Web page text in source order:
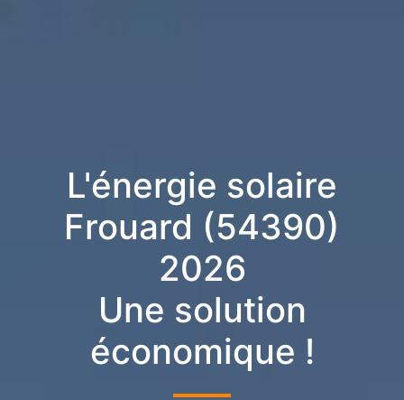
L'énergie solaire
Frouard (54390)
2026
Une solution
économique !